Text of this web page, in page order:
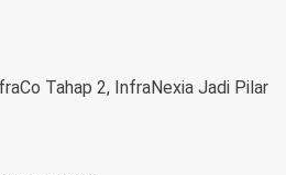
Tahap 2, InfraNexia Jadi Pilar